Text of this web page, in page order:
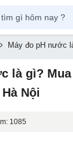
Máy đo pH nước
là gì?
Nội
1085